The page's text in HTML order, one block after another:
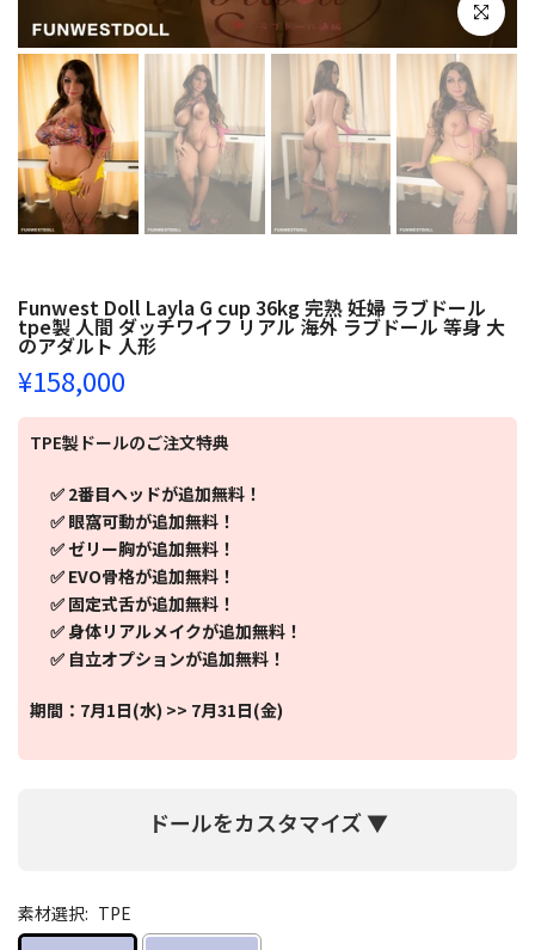
クリックし
Funwest Doll Layla G cup 36kg 完熟 妊婦 ラブドール
tpe製 人間 ダッチワイフ リアル 海外 ラブドール 等身 大
のアダルト 人形
¥158,000
TPE製ドールのご注文特典
✅ 2番目ヘッドが追加無料！
✅ 眼窩可動が追加無料！
✅ ゼリー胸が追加無料！
✅ EVO骨格が追加無料！
✅ 固定式舌が追加無料！
✅ 身体リアルメイクが追加無料！
✅ 自立オプションが追加無料！
期間：7月1日(水) >> 7月31日(金)
ドールをカスタマイズ ▼
素材選択: TPE